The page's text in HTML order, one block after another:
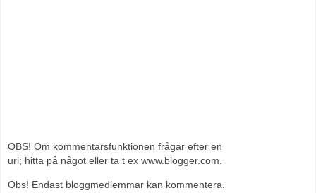
OBS! Om kommentarsfunktionen frågar efter en
url; hitta på något eller ta t ex www.blogger.com.
Obs! Endast bloggmedlemmar kan kommentera.